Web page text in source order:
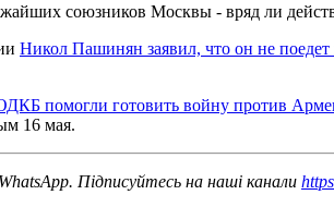
союзников Москвы - вряд ли
Никол Пашинян заявил, что он не поедет
помогли готовить войну против
16 мая.
Підписуйтесь на наші канали